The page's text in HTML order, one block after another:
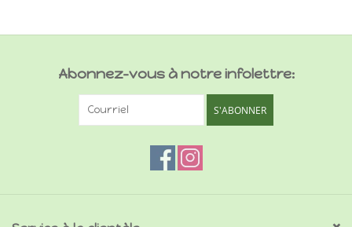
Abonnez-vous à notre infolettre:
S'ABONNER